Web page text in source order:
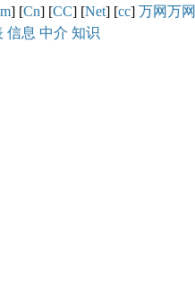
] [Cn] [CC] [Net] [cc] 万网万网
信息 中介 知识